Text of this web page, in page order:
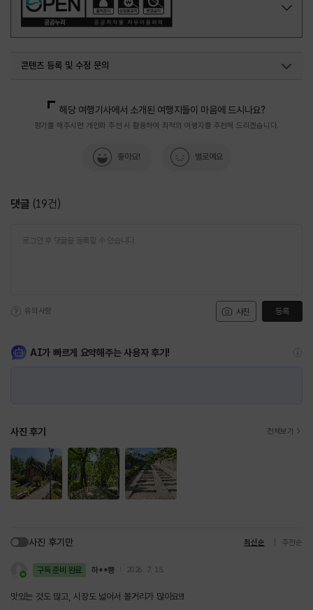
콘텐츠 등록 및 수정 문의
해당 여행기사에서 소개된 여행지들이 마음에 드시나요?
평가를 해주시면 개인화 추천 시 활용하여 최적의 여행지를 추천해 드리겠습니다.
좋아요! 별로예요
댓글 (19건)
사진
유의사항 등록
AI가 빠르게 요약해주는 사용자 후기!
사진 후기 전체보기
사진 후기만 최신순 추천순
구독 준비 완료 하**뿅 2026. 7. 15.
맛있는 것도 많고, 시장도 넓어서 볼거리가 많아요!!!